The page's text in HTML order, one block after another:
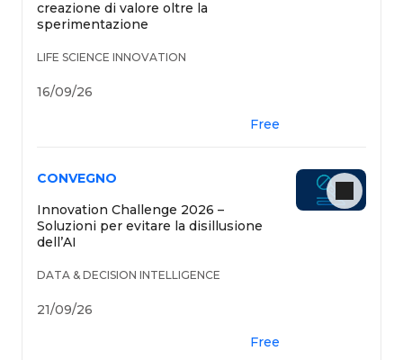
LIFE SCIENCE INNOVATION
creazione di valore oltre la
sperimentazione
16/09/26
Free
DATA & DECISION INTELLIGENCE
CONVEGNO
Innovation Challenge 2026 –
Soluzioni per evitare la disillusione
dell’AI
21/09/26
Free